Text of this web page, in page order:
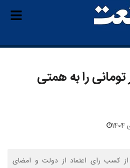
۱۴۰ هزار تومانی را به همتی
کسب رای اعتماد از دولت و امضای